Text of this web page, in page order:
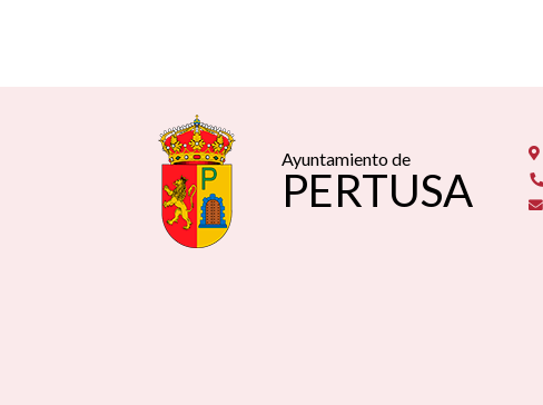
Ayuntamiento de
PERTUSA